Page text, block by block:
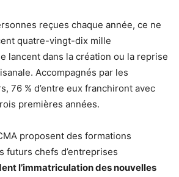
reçues chaque année, ce ne
quatre-vingt-dix mille
lancent dans la création ou la reprise
Accompagnés par les
76 % d’entre eux franchiront avec
premières années.
proposent des formations
futurs chefs d’entreprises
l’immatriculation des nouvelles